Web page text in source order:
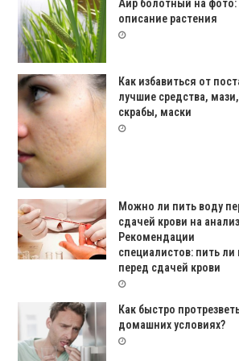
Аир болотный на фото:
описание растения
Как избавиться от
лучшие средства, мази,
скрабы, маски
Можно ли пить воду
сдачей крови на
Рекомендации
специалистов: пить ли
перед сдачей крови
Как быстро
домашних условиях?